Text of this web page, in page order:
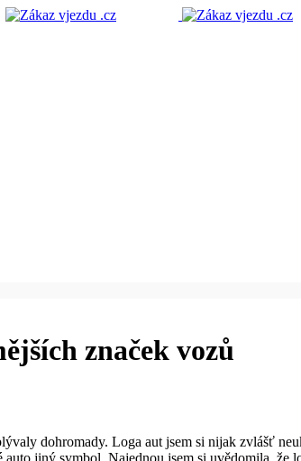
značek vozů
dohromady. Loga aut jsem si nijak zvlášť
jiný symbol. Najednou jsem si uvědomila,